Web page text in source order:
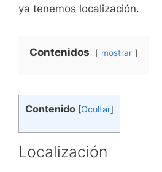
ya tenemos localización.
Contenidos mostrar
Contenido [Ocultar]
Localización